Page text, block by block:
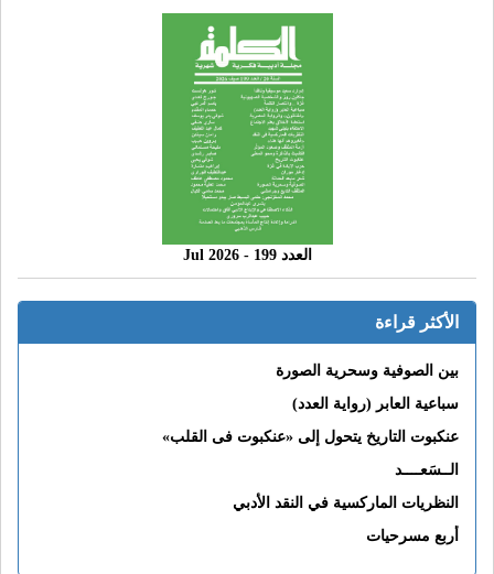
العدد 199 - 2026 Jul
الأكثر قراءة
بين الصوفية وسحرية الصورة
سباعية العابر (رواية العدد)
عنكبوت التاريخ يتحول إلى «عنكبوت فى القلب»
الــسَعــــد
النظريات الماركسية في النقد الأدبي
أربع مسرحيات